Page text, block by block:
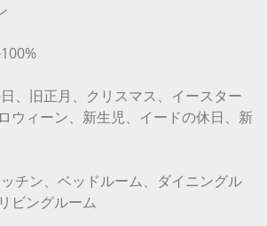
、旧正月、クリスマス、イースター
ウィーン、新生児、イードの休日、新
チン、ベッドルーム、ダイニングル
ビングルーム